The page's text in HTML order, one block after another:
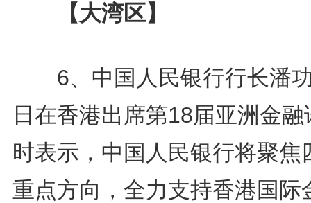
【大湾区】
6、中国人民银行行长潘
日在香港出席第18届亚洲金融
时表示，中国人民银行将聚焦
重点方向，全力支持香港国际